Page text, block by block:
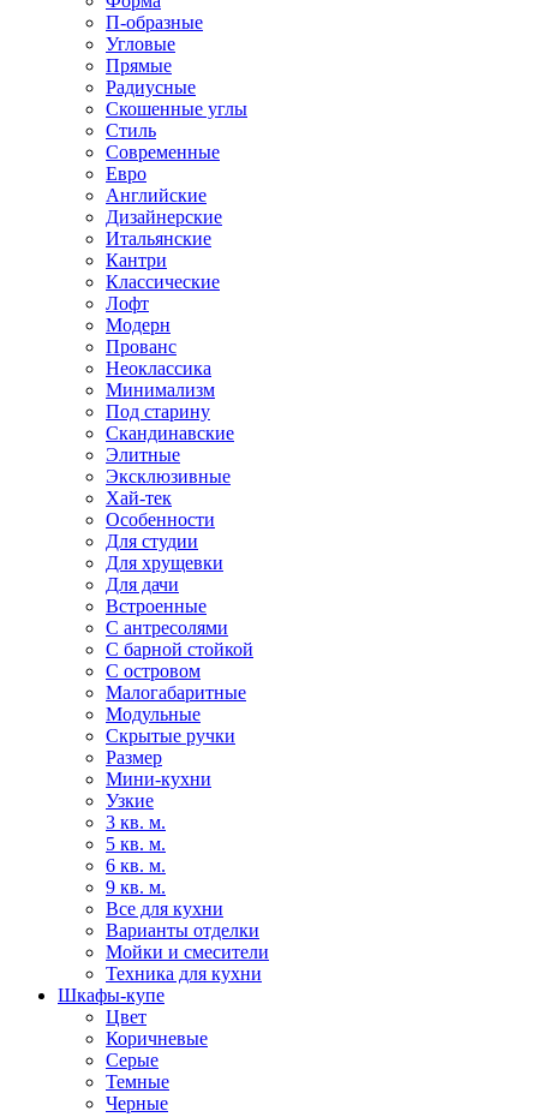
П-образные
Угловые
Прямые
Радиусные
Скошенные углы
Стиль
Современные
Евро
Английские
Дизайнерские
Итальянские
Кантри
Классические
Лофт
Модерн
Прованс
Неоклассика
Минимализм
Под старину
Скандинавские
Элитные
Эксклюзивные
Хай-тек
Особенности
Для студии
Для хрущевки
Для дачи
Встроенные
С антресолями
С барной стойкой
С островом
Малогабаритные
Модульные
Скрытые ручки
Размер
Мини-кухни
Узкие
3 кв. м.
5 кв. м.
6 кв. м.
9 кв. м.
Все для кухни
Варианты отделки
Мойки и смесители
Техника для кухни
Шкафы-купе
Цвет
Коричневые
Серые
Темные
Черные